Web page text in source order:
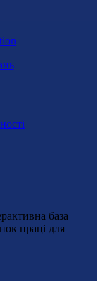
база
праці для